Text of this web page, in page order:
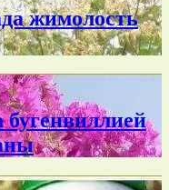
жимолость